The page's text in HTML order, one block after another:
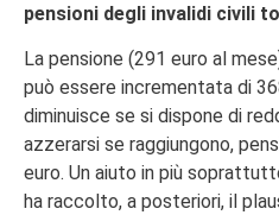
pensioni degli invalidi civili
La pensione (291 euro al
può essere incrementata di
diminuisce se si dispone di
azzerarsi se raggiungono,
euro. Un aiuto in più
ha raccolto, a posteriori, il